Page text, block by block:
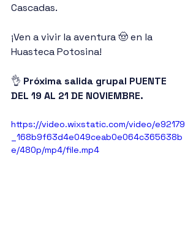
Cascadas.
¡Ven a vivir la aventura 🤠 en la
Huasteca Potosina!
👌 Próxima salida grupal PUENTE
DEL 19 AL 21 DE NOVIEMBRE.
https://video.wixstatic.com/video/e92179
_168b9f63d4e049ceab0e064c365638b
e/480p/mp4/file.mp4